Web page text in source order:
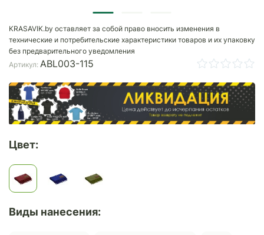
KRASAVIK.by оставляет за собой право вносить изменения в
технические и потребительские характеристики товаров и их упаковку
без предварительного уведомления
Артикул: ABL003-115
Цвет:
Виды нанесения: